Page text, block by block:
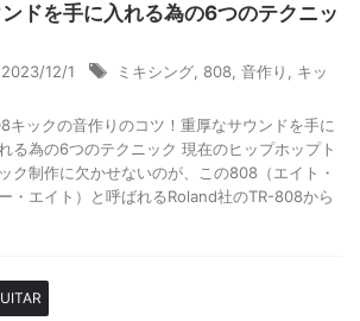
ンドを手に入れる為の6つのテクニッ
2023/12/1 ミキシング 808 音作り
キッ
キックの音作りのコツ！重厚なサウンドを手に
る為の6つのテクニック 現在のヒップホップト
ク制作に欠かせないのが、この808（エイト・
・エイト）と呼ばれるRoland社のTR-808から